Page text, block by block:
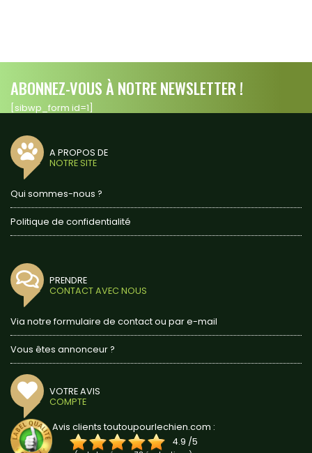
ABONNEZ-VOUS À NOTRE NEWSLETTER !
[sibwp_form id=1]
A PROPOS DE
NOTRE SITE
Qui sommes-nous ?
Politique de confidentialité
PRENDRE
CONTACT AVEC NOUS
Via notre formulaire de contact ou par e-mail
Vous êtes annonceur ?
VOTRE AVIS
COMPTE
Avis clients toutoupourlechien.com :
4.9 /5